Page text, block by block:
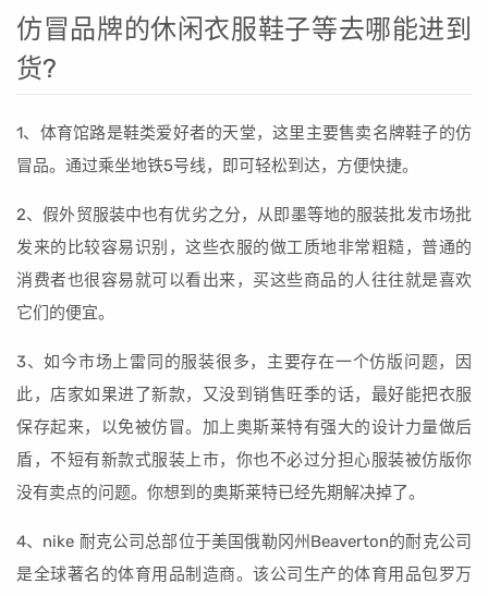
仿冒品牌的休闲衣服鞋子等去哪能进到
货?
1、体育馆路是鞋类爱好者的天堂，这里主要售卖名牌鞋子的仿
冒品。通过乘坐地铁5号线，即可轻松到达，方便快捷。
2、假外贸服装中也有优劣之分，从即墨等地的服装批发市场批
发来的比较容易识别，这些衣服的做工质地非常粗糙，普通的
消费者也很容易就可以看出来，买这些商品的人往往就是喜欢
它们的便宜。
3、如今市场上雷同的服装很多，主要存在一个仿版问题，因
此，店家如果进了新款，又没到销售旺季的话，最好能把衣服
保存起来，以免被仿冒。加上奥斯莱特有强大的设计力量做后
盾，不短有新款式服装上市，你也不必过分担心服装被仿版你
没有卖点的问题。你想到的奥斯莱特已经先期解决掉了。
4、nike 耐克公司总部位于美国俄勒冈州Beaverton的耐克公司
是全球著名的体育用品制造商。该公司生产的体育用品包罗万